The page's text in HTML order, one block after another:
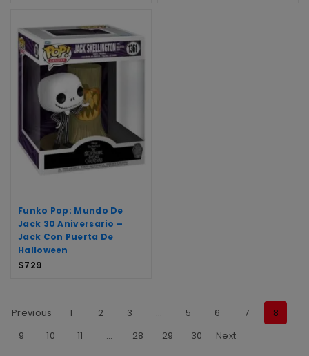
Funko Pop: Mundo De
Jack 30 Aniversario –
Jack Con Puerta De
Halloween
$729
Previous 1 2 3 … 5 6 7
8
9
10 11 … 28 29 30 Next